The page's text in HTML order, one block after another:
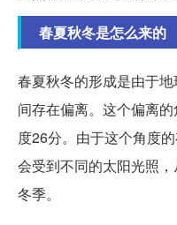
春夏秋冬是怎么来的
春夏秋冬的形成是由于
间存在偏离。这个偏离
度26分。由于这个角度
会受到不同的太阳光照
冬季。